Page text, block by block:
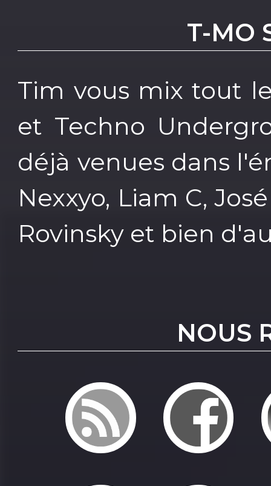
T-MO
Tim vous mix tout
et Techno
déjà venues dans
Nexxyo, Liam C,
Rovinsky et bien
NOUS